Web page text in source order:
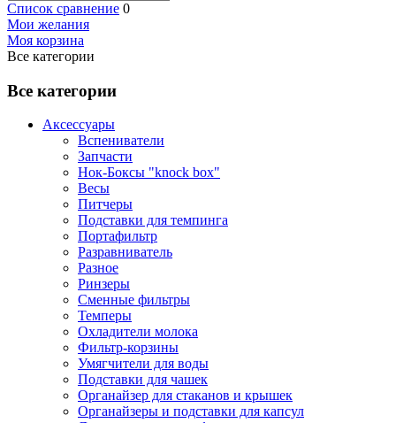
Список сравнение 0
Мои желания
Моя корзина
Все категории
Все категории
Аксессуары
Вспениватели
Запчасти
Нок-Боксы "knock box"
Весы
Питчеры
Подставки для темпинга
Портафильтр
Разравниватель
Разное
Ринзеры
Сменные фильтры
Темперы
Охладители молока
Фильтр-корзины
Умягчители для воды
Подставки для чашек
Органайзер для стаканов и крышек
Органайзеры и подставки для капсул